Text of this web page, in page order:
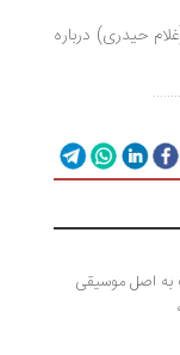
درباره
موسیقی